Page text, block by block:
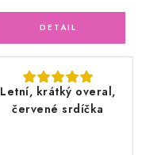
Letní, krátký overal,
červené srdíčka